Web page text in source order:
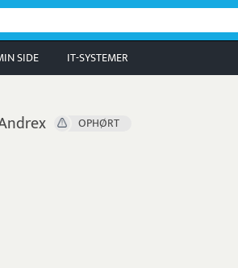
SIDE IT-SYSTEMER
OPHØRT